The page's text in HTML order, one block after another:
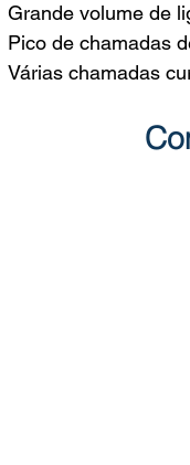
Grande volume de
Pico de chamadas
Várias chamadas